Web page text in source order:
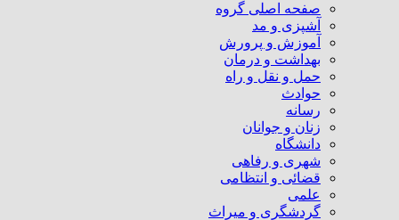
صفحه اصلی گروه
آشپزی و مد
آموزش و پرورش
بهداشت و درمان
حمل و نقل و راه
حوادث
رسانه
زنان و جوانان
دانشگاه
شهری و رفاهی
قضائی و انتظامی
علمی
گردشگری و میراث